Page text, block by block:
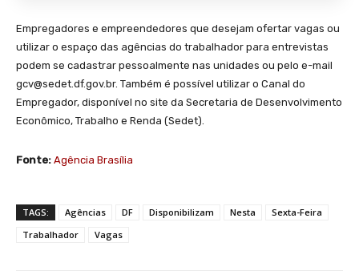
Empregadores e empreendedores que desejam ofertar vagas ou
utilizar o espaço das agências do trabalhador para entrevistas
podem se cadastrar pessoalmente nas unidades ou pelo e-mail
gcv@sedet.df.gov.br. Também é possível utilizar o Canal do
Empregador, disponível no site da Secretaria de Desenvolvimento
Econômico, Trabalho e Renda (Sedet).
Fonte: Agência Brasília
TAGS: Agências DF Disponibilizam Nesta
Sexta-Feira
Trabalhador
Vagas